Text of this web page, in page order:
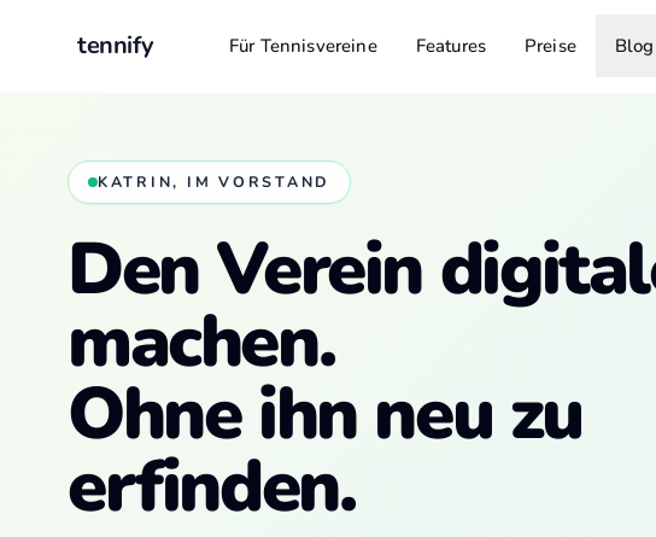
tennify Für Tennisvereine Features Preise Blog
KATRIN, IM VORSTAND
Den Verein
machen.
Ohne ihn neu zu
erfinden.